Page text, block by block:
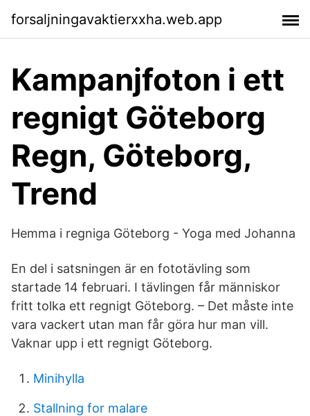
forsaljningavaktierxxha.web.app
Kampanjfoton i ett
regnigt Göteborg
Regn, Göteborg,
Trend
Hemma i regniga Göteborg - Yoga med Johanna
En del i satsningen är en fototävling som
startade 14 februari. I tävlingen får människor
fritt tolka ett regnigt Göteborg. – Det måste inte
vara vackert utan man får göra hur man vill.
Vaknar upp i ett regnigt Göteborg.
Minihylla
Stallning for malare